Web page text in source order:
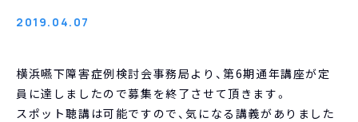
2019.04.07
横浜嚥下障害症例検討会事務局より、第6期通年講座が定
員に達しましたので募集を終了させて頂きます。
スポット聴講は可能ですので、気になる講義がありました